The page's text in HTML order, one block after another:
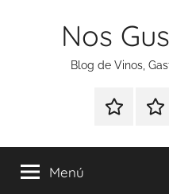
Nos
Blog de Vinos,
Especial
Tonics
Menú